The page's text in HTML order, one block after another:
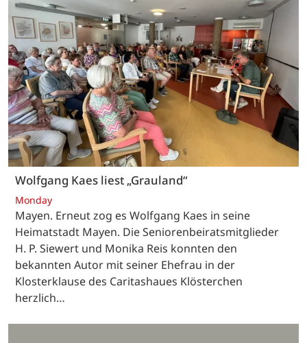
Wolfgang Kaes liest „Grauland“
Monday
Mayen. Erneut zog es Wolfgang Kaes in seine
Heimatstadt Mayen. Die Seniorenbeiratsmitglieder
H. P. Siewert und Monika Reis konnten den
bekannten Autor mit seiner Ehefrau in der
Klosterklause des Caritashaues Klösterchen
herzlich…